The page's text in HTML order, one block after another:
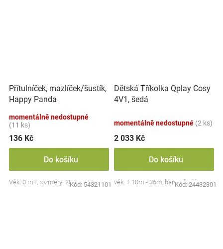
Přítulníček, mazlíček/šustík,
Happy Panda
momentálně nedostupné
(11 ks)
136 Kč
Do košíku
Věk: 0 m+, rozměry: 20,5 x 15,5 cm
Kód: 54321101
Dětská Tříkolka Qplay Cosy
4V1, šedá
momentálně nedostupné (2 ks)
2 033 Kč
Do košíku
věk: + 10m - 36m, barva: šedá
Kód: 24482301